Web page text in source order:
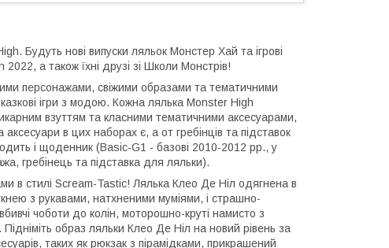
Будуть нові випуски ляльок Монстер Хай та ігрові
а також їхні друзі зі Школи Монстрів!
персонажами, свіжими образами та тематичними
ігри з модою. Кожна лялька Monster High
взуттям та класними тематичними аксесуарами,
в цих наборах є, а от гребінців та підставок
і щоденник (Basic-G1 - базові 2010-2012 рр., у
гребінець та підставка для ляльки).
в стилі Scream-Tastic! Лялька Клео Де Ніл одягнена в
з рукавами, натхненими муміями, і страшно-
чоботи до колін, моторошно-круті намисто з
Підніміть образ ляльки Клео Де Ніл на новий рівень за
таких як рюкзак з пірамідками, прикрашений